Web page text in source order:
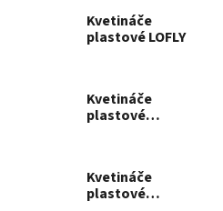
Kvetináče
plastové LOFLY
Kvetináče
plastové
Kvetináče
plastové